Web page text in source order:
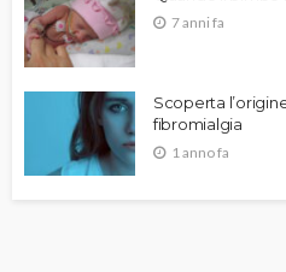
7 anni fa
Scoperta
fibromialgia
1 anno fa